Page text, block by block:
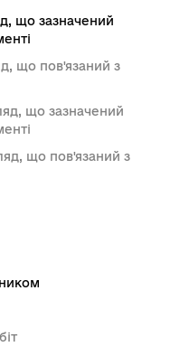
що зазначений
що пов'язаний з
що зазначений
що пов'язаний з